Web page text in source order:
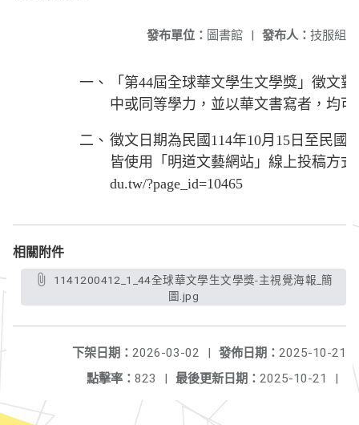
發布人： 技服組
發布單位： 圖書館 |
一、
「第44屆全球華文學生文學獎」徵文
中或同等學力，並以華文書寫者，均可
二、 徵文日期為民國114年10月15日至民國
皆使用「明道文藝網站」線上投稿方式
du.tw/?page_id=10465
相關附件
圖.jpg
發佈日期： 2025-10-21
下架日期： 2026-03-02
|
最後更新日期： 2025-10-21 |
點擊率： 823 |